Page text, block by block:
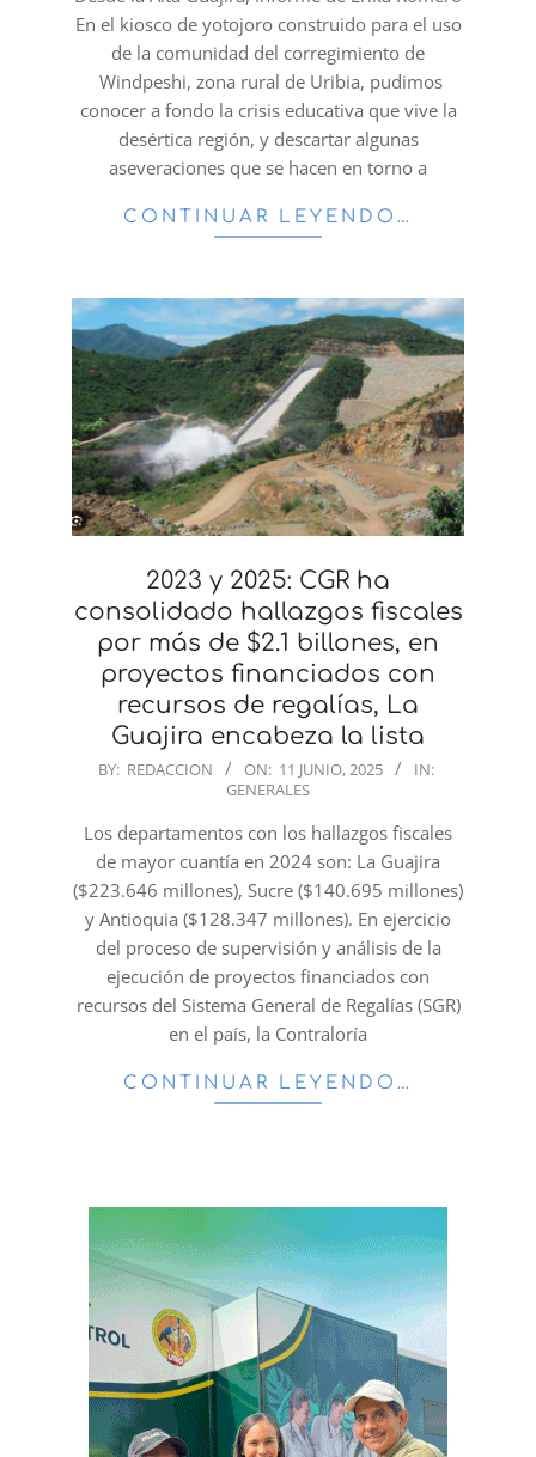
En el kiosco de yotojoro construido para el uso
de la comunidad del corregimiento de
Windpeshi, zona rural de Uribia, pudimos
conocer a fondo la crisis educativa que vive la
desértica región, y descartar algunas
aseveraciones que se hacen en torno a
CONTINUAR LEYENDO…
2023 y 2025: CGR ha
consolidado hallazgos fiscales
por más de $2.1 billones, en
proyectos financiados con
recursos de regalías, La
Guajira encabeza la lista
2025-
11
BY: REDACCION ON: 11 JUNIO, 2025
IN:
GENERALES
Los departamentos con los hallazgos fiscales
de mayor cuantía en 2024 son: La Guajira
($223.646 millones), Sucre ($140.695 millones)
y Antioquia ($128.347 millones). En ejercicio
del proceso de supervisión y análisis de la
ejecución de proyectos financiados con
recursos del Sistema General de Regalías (SGR)
en el país, la Contraloría
CONTINUAR LEYENDO…